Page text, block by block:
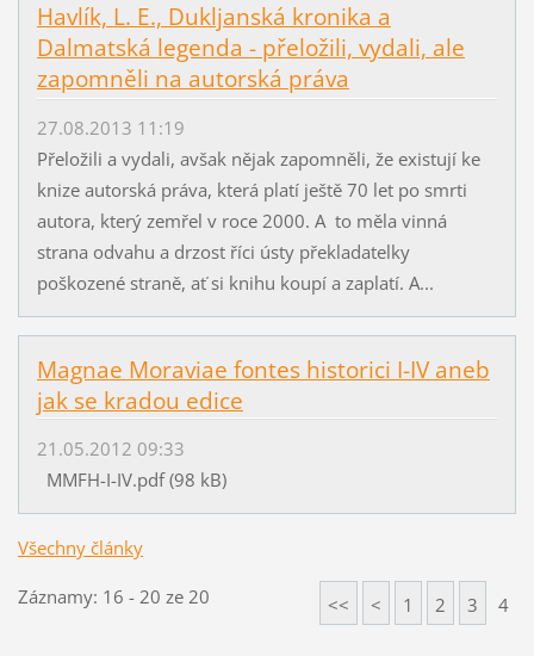
Havlík, L. E., Dukljanská kronika a
Dalmatská legenda - přeložili, vydali, ale
zapomněli na autorská práva
27.08.2013 11:19
Přeložili a vydali, avšak nějak zapomněli, že existují ke
knize autorská práva, která platí ještě 70 let po smrti
autora, který zemřel v roce 2000. A to měla vinná
strana odvahu a drzost říci ústy překladatelky
poškozené straně, ať si knihu koupí a zaplatí. A...
Magnae Moraviae fontes historici I-IV aneb
jak se kradou edice
21.05.2012 09:33
MMFH-I-IV.pdf (98 kB)
Všechny články
Záznamy: 16 - 20 ze 20 << < 1 2 3 4